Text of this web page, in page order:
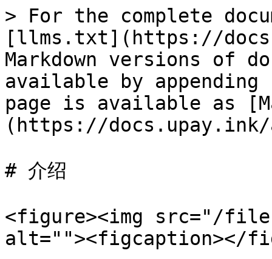
> For the complete
[llms.txt](https://
Markdown versions of
available by
page is available as
(https://
# 介绍
<figure><img src="/files/
alt=""><figcaption></